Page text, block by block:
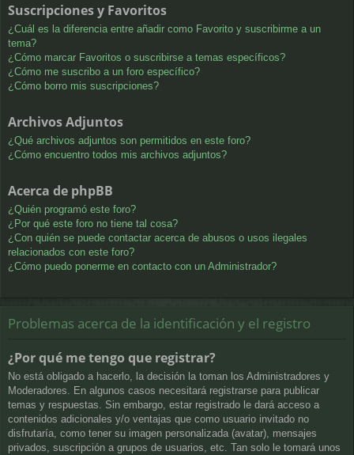
Suscripciones y Favoritos
¿Cuál es la diferencia entre añadir como Favorito y suscribirme a un
tema?
¿Cómo marcar Favoritos o suscribirse a temas específicos?
¿Cómo me suscribo a un foro específico?
¿Cómo borro mis suscripciones?
Archivos Adjuntos
¿Qué archivos adjuntos son permitidos en este foro?
¿Cómo encuentro todos mis archivos adjuntos?
Acerca de phpBB
¿Quién programó este foro?
¿Por qué este foro no tiene tal cosa?
¿Con quién se puede contactar acerca de abusos o usos ilegales
relacionados con este foro?
¿Cómo puedo ponerme en contacto con un Administrador?
Problemas acerca de la identificación y el registro
¿Por qué me tengo que registrar?
No está obligado a hacerlo, la decisión la toman los Administradores y
Moderadores. En algunos casos necesitará registrarse para publicar
temas y respuestas. Sin embargo, estar registrado le dará acceso a
contenidos adicionales y/o ventajas que como usuario invitado no
disfrutaría, como tener su imagen personalizada (avatar), mensajes
privados, suscripción a grupos de usuarios, etc. Tan solo le tomará unos